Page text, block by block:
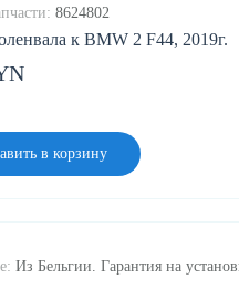
к BMW 2 F44, 2019г.
8624802
в корзину
Из Бельгии. Гарантия на